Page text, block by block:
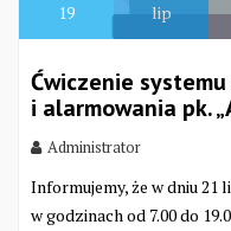
19 lip
Ćwiczenie
i alarmowania pk.
Administrator
Informujemy, że w dniu 21
w godzinach od 7.00 do